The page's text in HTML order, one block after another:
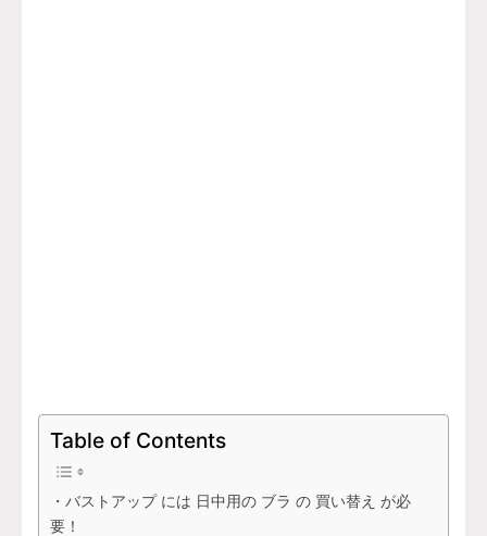
Table of Contents
・バストアップ には 日中用の ブラ の 買い替え が必
要！